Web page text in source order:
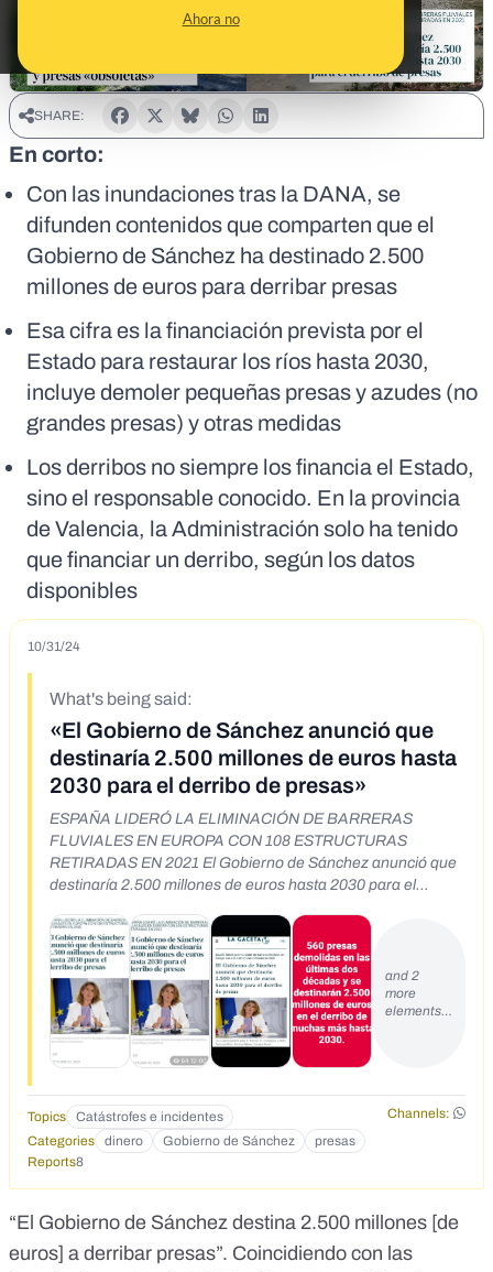
Ahora no
SHARE:
En corto:
Con las inundaciones tras la DANA, se
difunden contenidos que comparten que el
Gobierno de Sánchez ha destinado 2.500
millones de euros para derribar presas
Esa cifra es la financiación prevista por el
Estado para restaurar los ríos hasta 2030,
incluye demoler pequeñas presas y azudes (no
grandes presas) y otras medidas
Los derribos no siempre los financia el Estado,
sino el responsable conocido. En la provincia
de Valencia, la Administración solo ha tenido
que financiar un derribo, según los datos
disponibles
10/31/24
What's being said:
«El Gobierno de Sánchez anunció que
destinaría 2.500 millones de euros hasta
2030 para el derribo de presas»
ESPAÑA LIDERÓ LA ELIMINACIÓN DE BARRERAS
FLUVIALES EN EUROPA CON 108 ESTRUCTURAS
RETIRADAS EN 2021 El Gobierno de Sánchez anunció que
destinaría 2.500 millones de euros hasta 2030 para el
sanchez-anuncio-que-destinaria-2-500-millones-de-euros-
hasta-2030-para-el-derribo-de-presas-20241030-1209/
https://gaceta.es/espana/el-gobierno-de-sanchez-anuncio-
que-destinaria-2-500-millones-de-euros-hasta-2030-para-
el-derribo-de-presas-20241030-1209/
and 2
more
elements…
Topics Catástrofes e incidentes
Channels:
Categories
dinero Gobierno de Sánchez
presas
Reports8
“El Gobierno de Sánchez destina 2.500 millones [de
euros] a derribar presas”. Coincidiendo con las